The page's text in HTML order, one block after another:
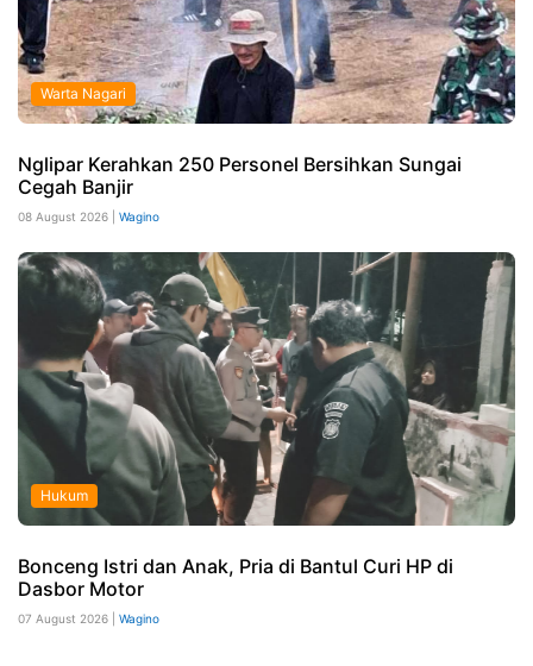
Warta Nagari
Nglipar Kerahkan 250 Personel Bersihkan Sungai
Cegah Banjir
08 August 2026 | Wagino
Hukum
Bonceng Istri dan Anak, Pria di Bantul Curi HP di
Dasbor Motor
07 August 2026 | Wagino